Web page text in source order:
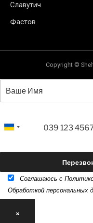
Славутич
Фастов
Copyright ©
Соглашаюсь с
Обработкой персональных
×